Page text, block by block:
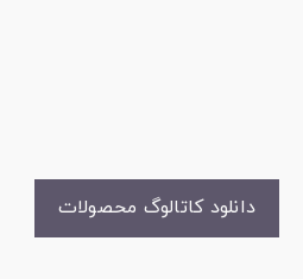
دانلود کاتالوگ محصولات